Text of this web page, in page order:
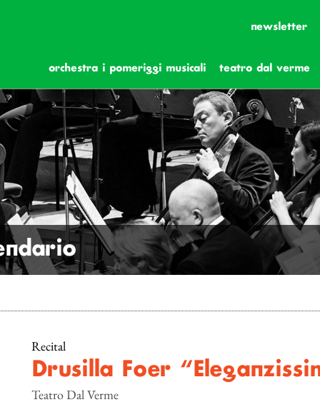
newsletter
orchestra i pomeriggi musicali teatro dal verme
Recital
Drusilla Foer
Teatro Dal Verme